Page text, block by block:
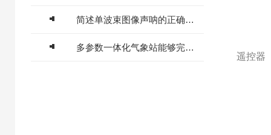
简述单波束图像声呐的正确使用方法
多参数一体化气象站能够完成多种监测任务
遥控器